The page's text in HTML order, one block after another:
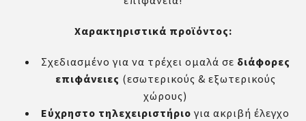
Χαρακτηριστικά προϊόντος:
Σχεδιασμένο για να τρέχει ομαλά σε διάφορες
επιφάνειες (εσωτερικούς & εξωτερικούς
χώρους)
Εύχρηστο τηλεχειριστήριο για ακριβή έλεγχο